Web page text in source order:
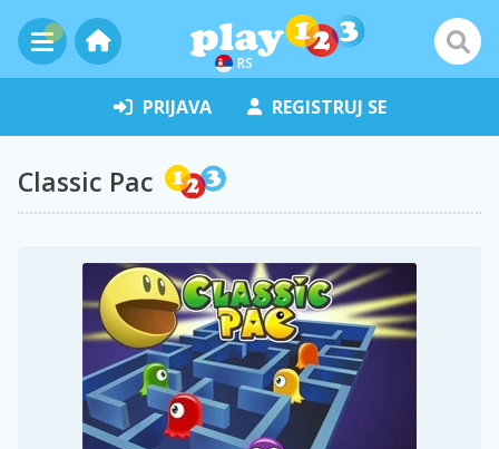
RS
PRIJAVA REGISTRUJ SE
Classic Pac